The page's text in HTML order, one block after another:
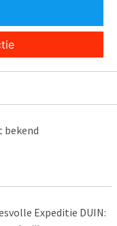
bekend
Expeditie DUIN: